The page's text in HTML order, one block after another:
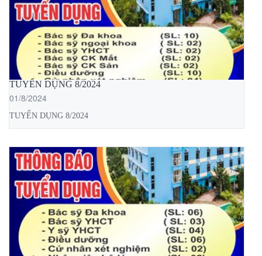
TUYỂN DỤNG 8/2024
01/8/2024
TUYỂN DỤNG 8/2024